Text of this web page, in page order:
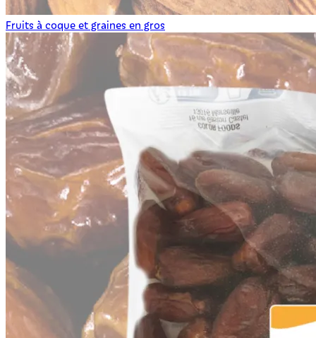
Fruits à coque et graines en gros